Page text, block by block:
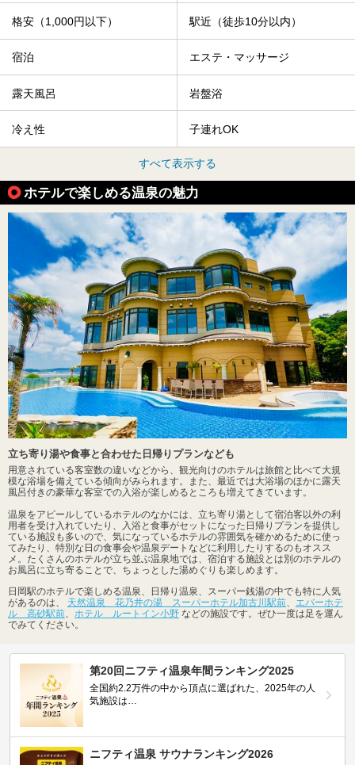
格安（1,000円以下） 駅近（徒歩10分以内）
宿泊 エステ・マッサージ
露天風呂 岩盤浴
冷え性 子連れOK
すべて表示する
ホテルで楽しめる温泉の魅力
立ち寄り湯や食事と合わせた日帰りプランなども
用意されている客室数の違いなどから、観光向けのホテルは旅館と比べて大規
模な浴場を備えている傾向がみられます。また、最近では大浴場のほかに露天
風呂付きの豪華な客室での入浴が楽しめるところも増えてきています。
温泉をアピールしているホテルのなかには、立ち寄り湯として宿泊客以外の利
用者を受け入れていたり、入浴と食事がセットになった日帰りプランを提供し
ている施設も多いので、気になっているホテルの雰囲気を確かめるために使っ
てみたり、特別な日の食事会や温泉デートなどに利用したりするのもオスス
メ。たくさんのホテルが立ち並ぶ温泉地では、宿泊する施設とは別のホテルの
お風呂に立ち寄ることで、ちょっとした湯めぐりも楽しめます。
日岡駅のホテルで楽しめる温泉、日帰り温泉、スーパー銭湯の中でも特に人気
があるのは、 天然温泉 花乃井の湯 スーパーホテル加古川駅前
エバーホテ
ル 高砂駅前
ホテル ルートイン小野 などの施設です。ぜひ一度は足を運ん
でみてください。
第20回ニフティ温泉年間ランキング2025
全国約2.2万件の中から頂点に選ばれた、2025年の人
気施設は…
ニフティ温泉 サウナランキング2026